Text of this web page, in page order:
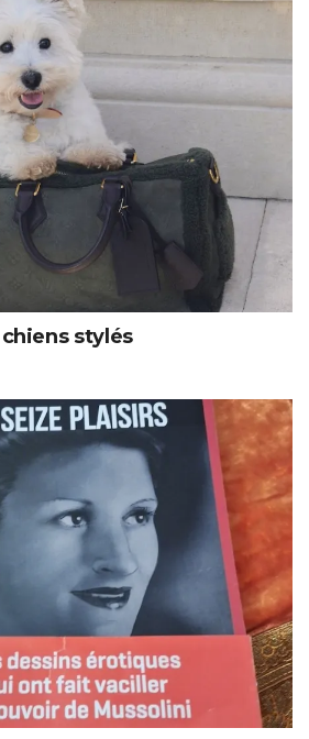
stylés